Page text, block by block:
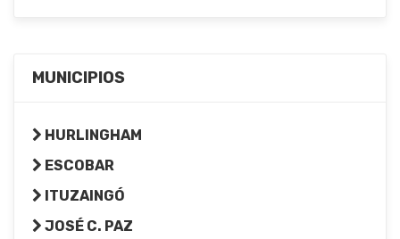
MUNICIPIOS
HURLINGHAM
ESCOBAR
ITUZAINGÓ
JOSÉ C. PAZ